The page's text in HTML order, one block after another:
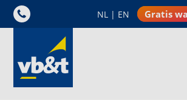
NL | EN Gratis